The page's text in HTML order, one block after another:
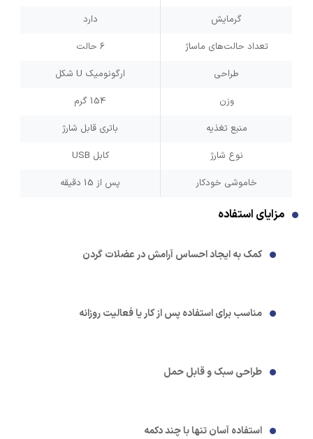
گرمایش
دارد
تعداد حالت‌های ماساژ
6 حالت
طراحی
ارگونومیک U شکل
وزن
154 گرم
منبع تغذیه
باتری قابل شارژ
نوع شارژ
کابل USB
خاموشی خودکار
پس از 15 دقیقه
مزایای استفاده
کمک به ایجاد احساس آرامش در عضلات گردن
مناسب برای استفاده پس از کار یا فعالیت روزانه
طراحی سبک و قابل حمل
استفاده آسان تنها با چند دکمه